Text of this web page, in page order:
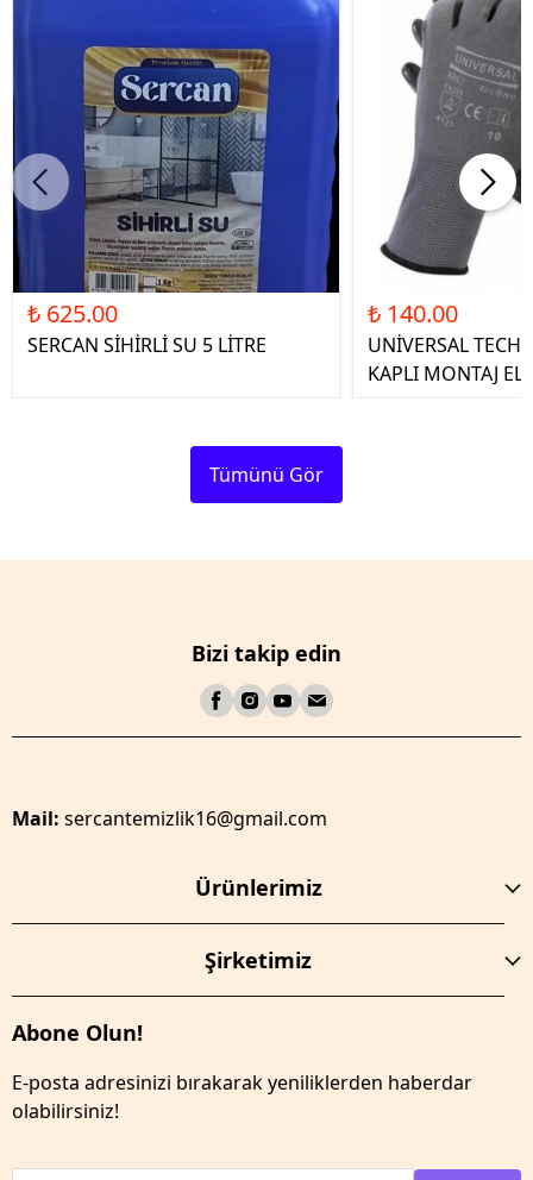
₺ 625.00
SERCAN SİHİRLİ SU 5 LİTRE
₺ 140.00
UNİVERSAL
KAPLI MONTAJ
Tümünü Gör
Bizi takip edin
Mail: sercantemizlik16@gmail.com
Ürünlerimiz
Şirketimiz
Abone Olun!
E-posta adresinizi bırakarak yeniliklerden haberdar
olabilirsiniz!